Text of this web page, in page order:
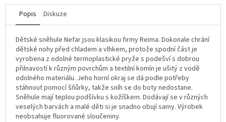
Popis Diskuze
Dětské sněhule Nefar jsou klasikou firmy Reima. Dokonale chrání
dětské nohy před chladem a vlhkem, protože spodní část je
vyrobena z odolné termoplastické pryže s podešví s dobrou
přilnavostí k různým povrchům a textilní komín je ušitý z vodě
odolného materiálu. Jeho horní okraj se dá podle potřeby
stáhnout pomocí šňůrky, takže sníh se do boty nedostane.
Sněhule mají teplou podšívku s kožíškem. Dodávají se v různých
veselých barvách a malé děti si je snadno obují samy. Výrobek
neobsahuje fluorované sloučeniny.